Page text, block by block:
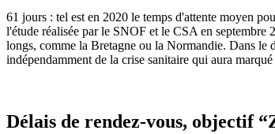
61 jours : tel est en 2020 le temps d'attente moyen
l'étude réalisée par le SNOF et le CSA en septembre
longs, comme la Bretagne ou la Normandie. Dans le
indépendamment de la crise sanitaire qui aura
Délais de rendez-vous, objectif